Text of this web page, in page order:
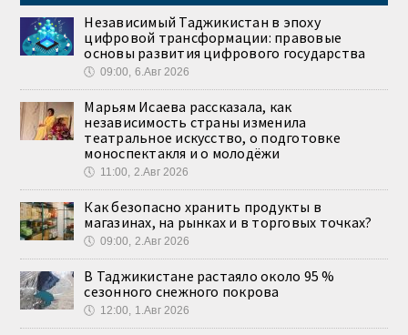
Независимый Таджикистан в эпоху
цифровой трансформации: правовые
основы развития цифрового государства
🕔 09:00, 6.Авг 2026
Марьям Исаева рассказала, как
независимость страны изменила
театральное искусство, о подготовке
моноспектакля и о молодёжи
🕔 11:00, 2.Авг 2026
Как безопасно хранить продукты в
магазинах, на рынках и в торговых точках?
🕔 09:00, 2.Авг 2026
В Таджикистане растаяло около 95 %
сезонного снежного покрова
🕔 12:00, 1.Авг 2026